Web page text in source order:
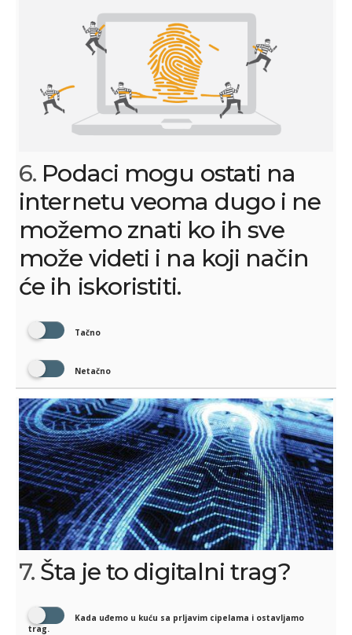
6. Podaci mogu ostati na
internetu veoma dugo i ne
možemo znati ko ih sve
može videti i na koji način
će ih iskoristiti.
Tačno
Netačno
7. Šta je to digitalni trag?
Kada uđemo u kuću sa prljavim cipelama i ostavljamo
trag.